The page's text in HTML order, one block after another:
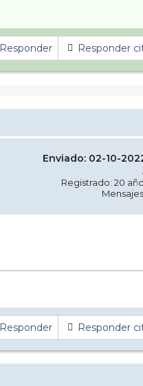
Responder Responder
Enviado: 02-10-
Registrado: 20
Responder Responder